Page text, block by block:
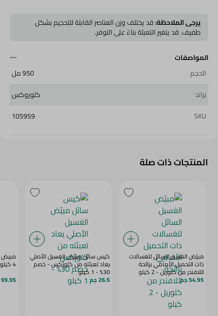
يرجى الملاحظة:قد يختلف وزن العناصر القابلة للتحجيم بشكل
طفيف. قد يتغير التعبئة بناءً على التوفر.
المواصفات
الحجم
950 مل
براند
كلوروكس
SKU
105959
المنتجات ذات صلة
مبيّض الغسيل السائل للغسالات
ذات التحميل الأمامي برائحة
اللافندر من كلوريل - 2 كيلو
54.95 جم
كيس سائل مبيّض الغسيل الأصلي
يعاد تعبئته من كلورُكس - خصم
30% - 1 كيلو
26.5 جم
مبيض
4 كيلو
99.95 جم